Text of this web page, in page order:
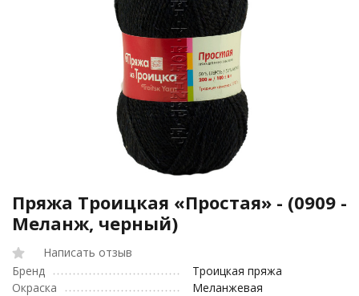
Пряжа Троицкая «Простая» - (0909 -
Меланж, черный)
Написать отзыв
Бренд
Троицкая пряжа
Окраска
Меланжевая